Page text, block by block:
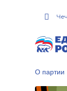
О партии